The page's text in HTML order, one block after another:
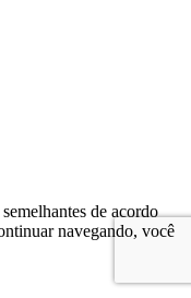
de acordo
navegando, você